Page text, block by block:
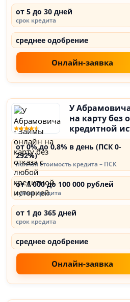
от 5 до 30 дней
срок кредита
среднее одобрение
Онлайн-заявка
У
на карту без
кредитной
от 0% до 0,8% в день (ПСК 0-
292%)
полная стоимость кредита – ПСК
от 1 000 до 100 000 рублей
сумма кредита
от 1 до 365 дней
срок кредита
среднее одобрение
Онлайн-заявка